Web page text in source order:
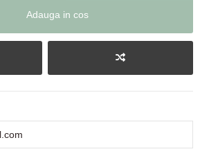
Adauga in cos